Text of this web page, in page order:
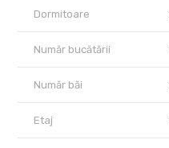
toate dotările necesare
sală de fitness, două piscine
grădină interioară, un avantaj
Floreasca.
află la aproximativ 5 minute
este în imediata apropiere,
Dormitoare
Număr bucătării
Număr băi
Etaj